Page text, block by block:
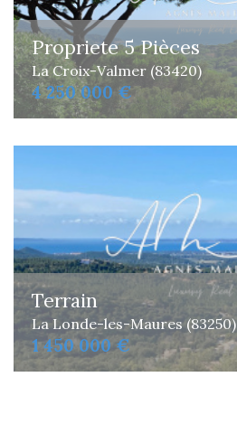
Propriete 5 Pièces
La Croix-Valmer (83420)
4 250 000 €
Terrain
La Londe-les-Maures (83250)
1 450 000 €